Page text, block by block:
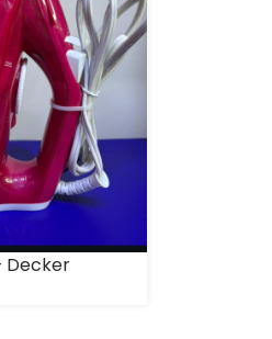
Decker